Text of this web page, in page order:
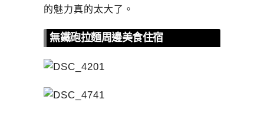
的魅力真的太大了。
無鐵砲拉麵周邊美食住宿